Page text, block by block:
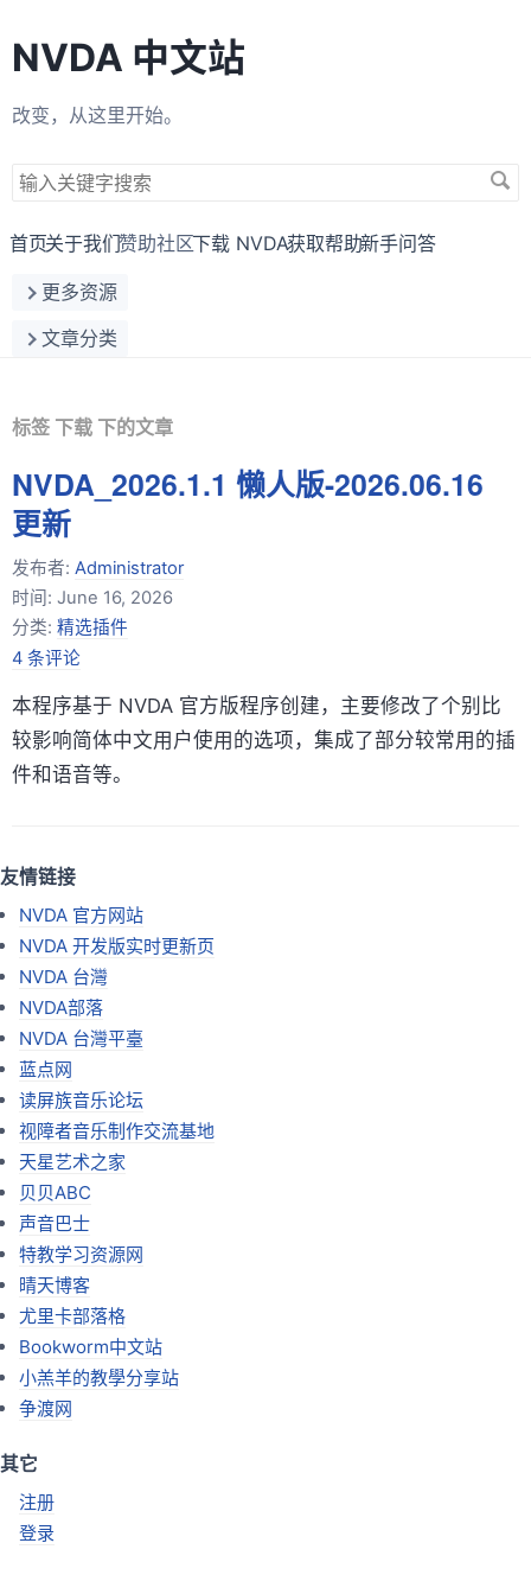
NVDA 中文站
改变，从这里开始。
搜
关
字
首页关于我们赞助社区下载 NVDA获取帮助新手问答
更多资源
文章分类
标签 下载 下的文章
NVDA_2026.1.1 懒人版-2026.06.16
更新
发布者: Administrator
时间: June 16, 2026
分类: 精选插件
4 条评论
本程序基于 NVDA 官方版程序创建，主要修改了个别比
较影响简体中文用户使用的选项，集成了部分较常用的插
件和语音等。
友情链接
NVDA 官方网站
NVDA 开发版实时更新页
NVDA 台灣
NVDA部落
NVDA 台灣平臺
蓝点网
读屏族音乐论坛
视障者音乐制作交流基地
天星艺术之家
贝贝ABC
声音巴士
特教学习资源网
晴天博客
尤里卡部落格
Bookworm中文站
小羔羊的教學分享站
争渡网
其它
注册
登录